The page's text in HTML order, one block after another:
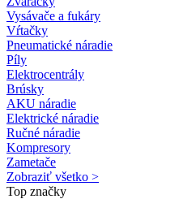
Vysávače a fukáry
Vŕtačky
Pneumatické náradie
Píly
Elektrocentrály
Brúsky
AKU náradie
Elektrické náradie
Ručné náradie
Kompresory
Zametače
Zobraziť všetko >
Top značky